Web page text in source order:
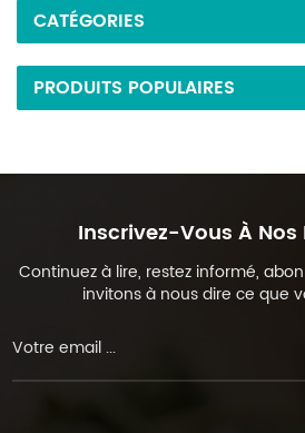
CATÉGORIES
PRODUITS POPULAIRES
Inscrivez-Vous À Nos
Continuez à lire, restez informé,
invitons à nous dire ce que